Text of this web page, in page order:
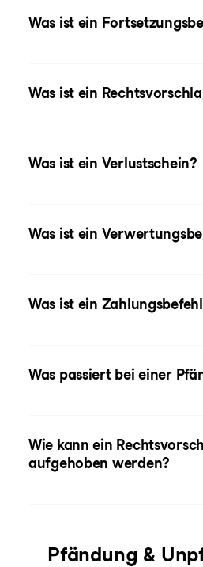
Was ist ein
Was ist ein
Was ist ein Verlustschein?
Was ist ein
Was ist ein
Was passiert bei einer
Wie kann ein
aufgehoben werden?
Pfändung &